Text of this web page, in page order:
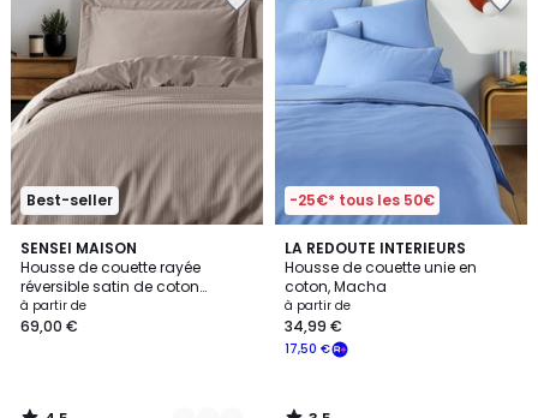
Best-seller
SENSEI MAISON
Housse de couette rayée
réversible satin de coton
VERSALUXE
à partir de
69,00 €
4,5
/ 5
8
Couleurs
-25€* tous les 50€
LA REDOUTE INTERIEURS
Housse de couette unie en
coton, Macha
à partir de
17,50 €
34,99 €
3,5
/ 5